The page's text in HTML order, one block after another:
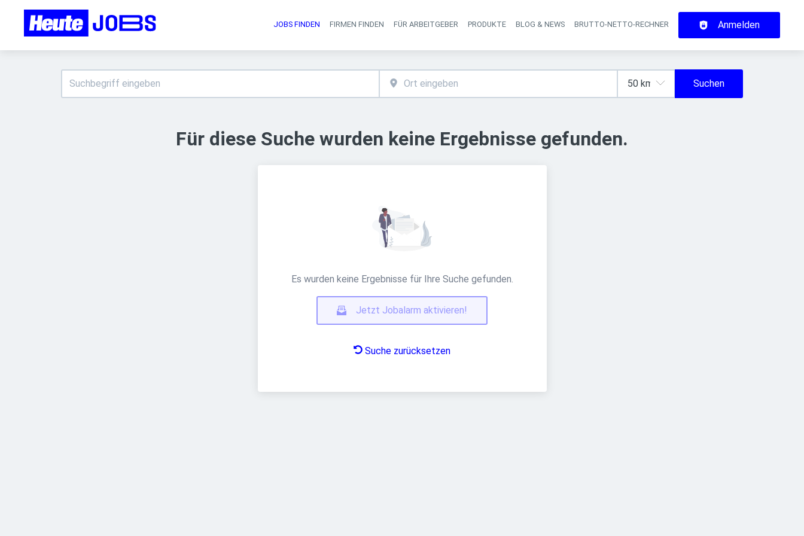
Haupt-Navigation
JOBS FINDEN FIRMEN FINDEN FÜR ARBEITGEBER PRODUKTE BLOG & NEWS BRUTTO-NETTO-RECHNER Anmelden
Suchen
Für diese Suche wurden keine Ergebnisse gefunden.
Es wurden keine Ergebnisse für Ihre Suche gefunden.
Jetzt Jobalarm aktivieren!
Suche zurücksetzen